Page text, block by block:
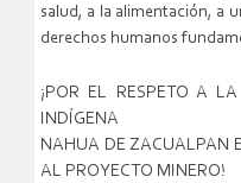
salud, a la alimentación, a
derechos humanos
¡POR EL RESPETO A
INDÍGENA
NAHUA DE ZACUALPAN
AL PROYECTO MINERO!